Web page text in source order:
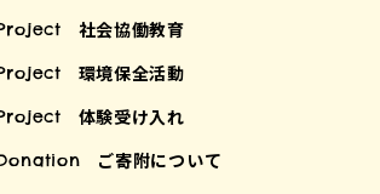
社会協働教育
環境保全活動
体験受け入れ
ご寄附について